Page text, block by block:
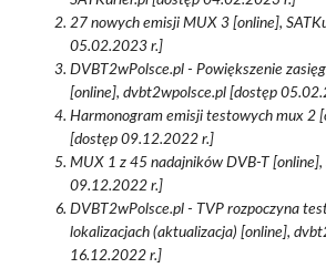
27 nowych emisji MUX 3 [online],
05.02.2023 r.]
DVBT2wPolsce.pl - Powiększenie
[online], dvbt2wpolsce.pl [dostęp
Harmonogram emisji testowych mux 2
[dostęp 09.12.2022 r.]
MUX 1 z 45 nadajników DVB-T [online],
09.12.2022 r.]
DVBT2wPolsce.pl - TVP rozpoczyna
lokalizacjach (aktualizacja) [online],
16.12.2022 r.]